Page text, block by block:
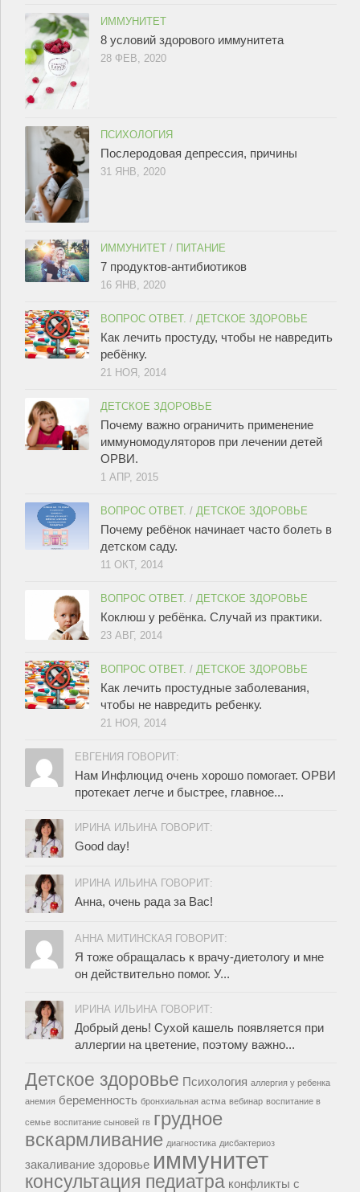
ИММУНИТЕТ
8 условий здорового иммунитета
28 ФЕВ, 2020
ПСИХОЛОГИЯ
Послеродовая депрессия, причины
31 ЯНВ, 2020
ИММУНИТЕТ / ПИТАНИЕ
7 продуктов-антибиотиков
16 ЯНВ, 2020
ВОПРОС ОТВЕТ. / ДЕТСКОЕ ЗДОРОВЬЕ
Как лечить простуду, чтобы не навредить
ребёнку.
21 НОЯ, 2014
ДЕТСКОЕ ЗДОРОВЬЕ
Почему важно ограничить применение
иммуномодуляторов при лечении детей
ОРВИ.
1 АПР, 2015
ВОПРОС ОТВЕТ. / ДЕТСКОЕ ЗДОРОВЬЕ
Почему ребёнок начинает часто болеть в
детском саду.
11 ОКТ, 2014
ВОПРОС ОТВЕТ. / ДЕТСКОЕ ЗДОРОВЬЕ
Коклюш у ребёнка. Случай из практики.
23 АВГ, 2014
ВОПРОС ОТВЕТ. / ДЕТСКОЕ ЗДОРОВЬЕ
Как лечить простудные заболевания,
чтобы не навредить ребенку.
21 НОЯ, 2014
ЕВГЕНИЯ ГОВОРИТ:
Нам Инфлюцид очень хорошо помогает. ОРВИ
протекает легче и быстрее, главное...
ИРИНА ИЛЬИНА ГОВОРИТ:
Good day!
ИРИНА ИЛЬИНА ГОВОРИТ:
Анна, очень рада за Вас!
АННА МИТИНСКАЯ ГОВОРИТ:
Я тоже обращалась к врачу-диетологу и мне
он действительно помог. У...
ИРИНА ИЛЬИНА ГОВОРИТ:
Добрый день! Сухой кашель появляется при
аллергии на цветение, поэтому важно...
Детское здоровье Психология аллергия у ребенка
анемия беременность бронхиальная астма вебинар воспитание в
семье воспитание сыновей гв грудное
вскармливание диагностика дисбактериоз
закаливание здоровье иммунитет
консультация педиатра конфликты с